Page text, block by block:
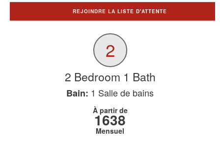
REJOINDRE LA LISTE D'ATTENTE
2
2 Bedroom 1 Bath
Bain: 1 Salle de bains
À partir de
1638
Mensuel